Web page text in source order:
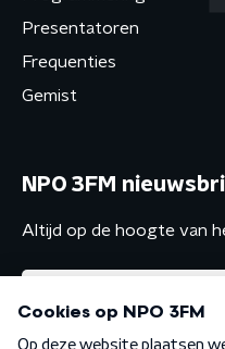
Presentatoren
Frequenties
Gemist
NPO 3FM
Altijd op de hoogte van